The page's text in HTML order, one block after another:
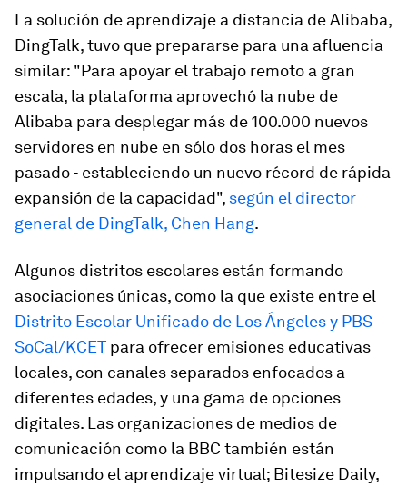
La solución de aprendizaje a distancia de Alibaba,
DingTalk, tuvo que prepararse para una afluencia
similar: "Para apoyar el trabajo remoto a gran
escala, la plataforma aprovechó la nube de
Alibaba para desplegar más de 100.000 nuevos
servidores en nube en sólo dos horas el mes
pasado - estableciendo un nuevo récord de rápida
expansión de la capacidad", según el director
general de DingTalk, Chen Hang.
Algunos distritos escolares están formando
asociaciones únicas, como la que existe entre el
Distrito Escolar Unificado de Los Ángeles y PBS
SoCal/KCET para ofrecer emisiones educativas
locales, con canales separados enfocados a
diferentes edades, y una gama de opciones
digitales. Las organizaciones de medios de
comunicación como la BBC también están
impulsando el aprendizaje virtual; Bitesize Daily,